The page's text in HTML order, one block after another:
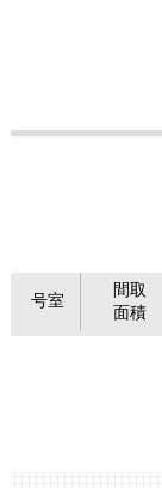
号室
間取
面積